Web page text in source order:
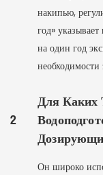
накипью,
год»
на один год
2
Для Каких
Он широко